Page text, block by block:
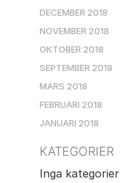
DECEMBER 2018
NOVEMBER 2018
OKTOBER 2018
SEPTEMBER 2018
MARS 2018
FEBRUARI 2018
JANUARI 2018
KATEGORIER
Inga kategorier